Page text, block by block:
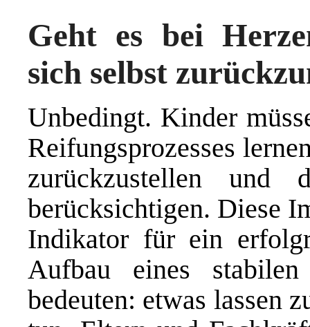
Geht es bei
sich selbst
Unbedingt. Kinder
Reifungsprozesses
zurückzustellen und
berücksichtigen. Diese
Indikator für ein
Aufbau eines stabilen
bedeuten: etwas lassen